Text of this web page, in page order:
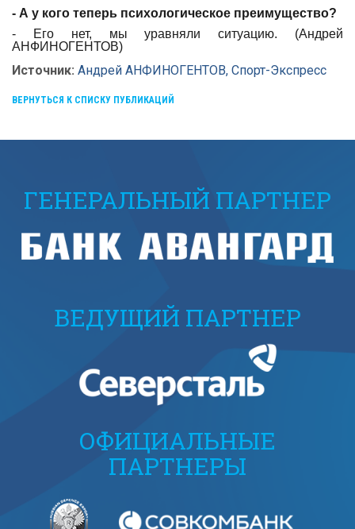
- А у кого теперь психологическое преимущество?
- Его нет, мы уравняли ситуацию. (Андрей
АНФИНОГЕНТОВ)
Источник: Андрей АНФИНОГЕНТОВ, Спорт-Экспресс
ВЕРНУТЬСЯ К СПИСКУ ПУБЛИКАЦИЙ
ГЕНЕРАЛЬНЫЙ ПАРТНЕР
ВЕДУЩИЙ ПАРТНЕР
ОФИЦИАЛЬНЫЕ
ПАРТНЕРЫ